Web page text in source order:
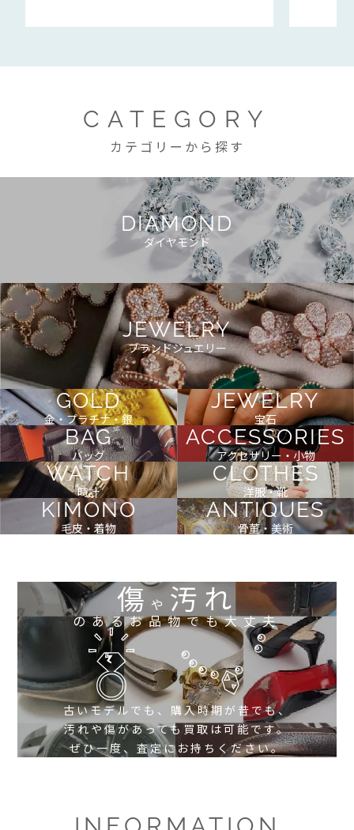
CATEGORY
カテゴリーから探す
DIAMOND
ダイヤモンド
JEWELRY
ブランドジュエリー
GOLD
金・プラチナ・銀
JEWELRY
宝石
BAG
バッグ
ACCESSORIES
アクセサリー・小物
WATCH
時計
CLOTHES
洋服・靴
KIMONO
毛皮・着物
ANTIQUES
骨董・美術
傷や 汚れ
のあるお品物でも大丈夫
古いモデルでも、購入時期が昔でも、
汚れや傷があっても買取は可能です。
ぜひ一度、査定にお持ちください。